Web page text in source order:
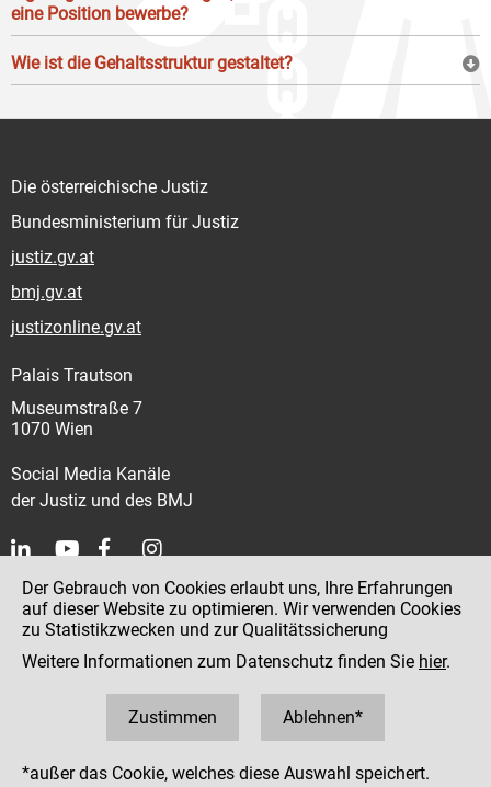
eine Position bewerbe?
Wie ist die Gehaltsstruktur gestaltet?
Die österreichische Justiz
Bundesministerium für Justiz
justiz.gv.at
bmj.gv.at
justizonline.gv.at
Palais Trautson
Museumstraße 7
1070 Wien
Social Media Kanäle
der Justiz und des BMJ
Kontakt
Impressum
Datenschutz
Hinweisgeber:innenplattform (für Mitarbeiter:innen)
Der Gebrauch von Cookies erlaubt uns, Ihre Erfahrungen
auf dieser Website zu optimieren. Wir verwenden Cookies
zu Statistikzwecken und zur Qualitätssicherung
Weitere Informationen zum Datenschutz finden Sie hier.
Zustimmen Ablehnen*
*außer das Cookie, welches diese Auswahl speichert.